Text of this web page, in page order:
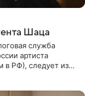
Шаца
служба
артиста
в РФ), следует из